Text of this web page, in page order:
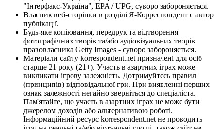
"Інтерфакс-Україна", EPA / UPG, суворо забороняється.
Власник веб-сторінки в розділі Я-Корреспондент є автор
публікації.
Будь-яке копіювання, передрук та відтворення
фотографічних творів та/або аудіовізуальних творів
правовласника Getty Images - суворо забороняється.
Матеріали сайту korrespondent.net призначені для осіб
старше 21 року (21+). Участь в азартних іграх може
викликати ігрову залежність. Дотримуйтесь правил
(принципів) відповідальної гри. При виявленні перших
ознак залежності негайно зверніться до спеціаліста.
Пам'ятайте, що участь в азартних іграх не може бути
джерелом доходів або альтернативою роботі.
Інформаційний ресурс korrespondent.net не проводить